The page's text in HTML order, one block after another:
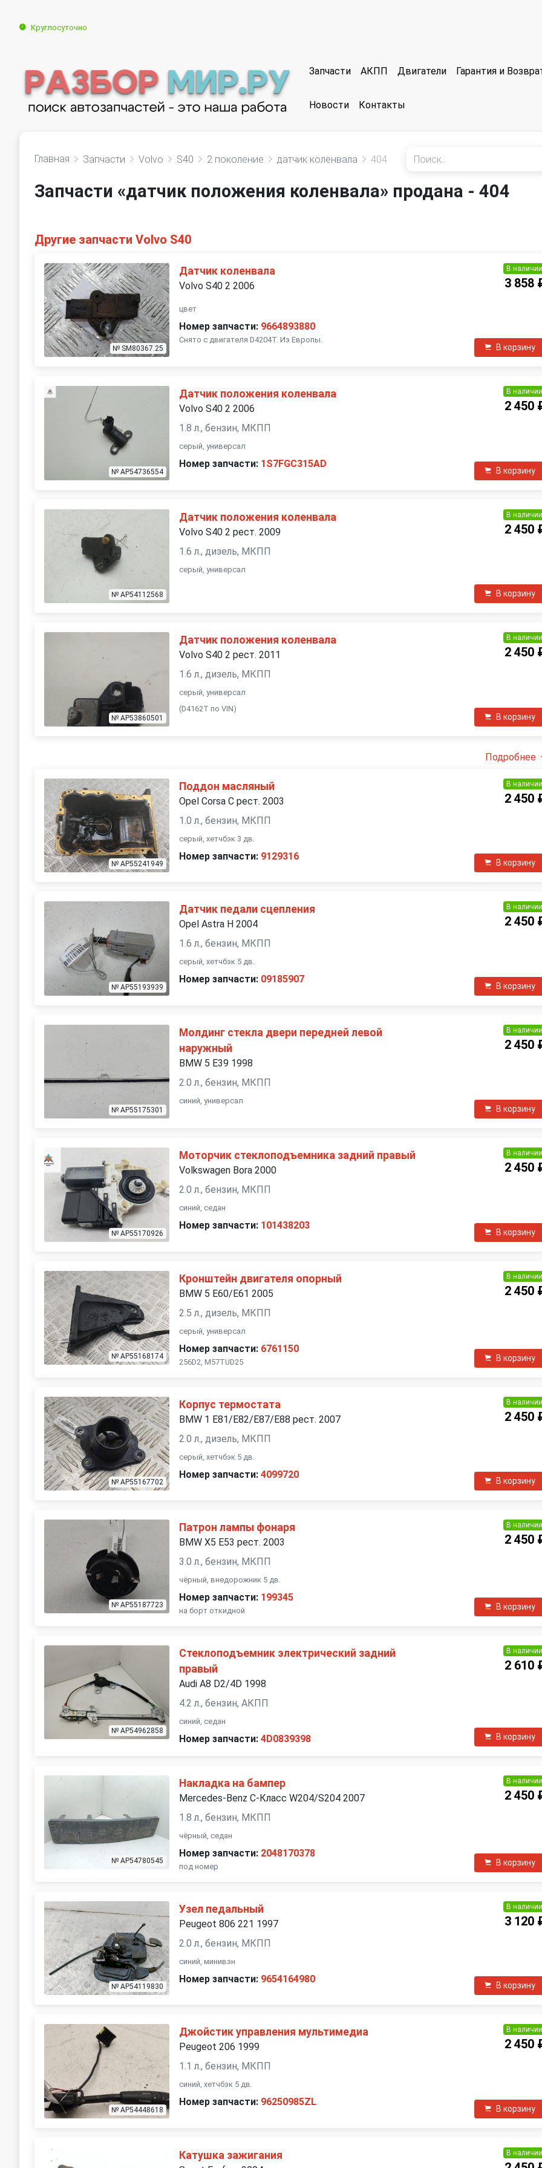
Круглосуточно
Запчасти АКПП Двигатели Гарантия и
Новости Контакты
Главная Запчасти Volvo S40 2 поколение датчик коленвала 404
Запчасти «датчик положения коленвала» продана - 404
Другие запчасти Volvo S40
№ SM80367.25
Датчик коленвала
Volvo S40 2 2006
цвет
Номер запчасти: 9664893880
Снято с двигателя D4204T. Из Европы.
В наличии
3 858
В корзину
№ AP54736554
Датчик положения коленвала
Volvo S40 2 2006
1.8 л., бензин, МКПП
серый, универсал
Номер запчасти: 1S7FGC315AD
В наличии
2 450
В корзину
№ AP54112568
Датчик положения коленвала
Volvo S40 2 рест. 2009
1.6 л., дизель, МКПП
серый, универсал
В наличии
2 450
В корзину
№ AP53860501
Датчик положения коленвала
Volvo S40 2 рест. 2011
1.6 л., дизель, МКПП
серый, универсал
(D4162T по VIN)
В наличии
2 450
В корзину
Подробнее
№ AP55241949
Поддон масляный
Opel Corsa C рест. 2003
1.0 л., бензин, МКПП
серый, хетчбэк 3 дв.
Номер запчасти: 9129316
В наличии
2 450
В корзину
№ AP55193939
Датчик педали сцепления
Opel Astra H 2004
1.6 л., бензин, МКПП
серый, хетчбэк 5 дв.
Номер запчасти: 09185907
В наличии
2 450
В корзину
№ AP55175301
Молдинг стекла двери передней левой
наружный
BMW 5 E39 1998
2.0 л., бензин, МКПП
синий, универсал
В наличии
2 450
В корзину
№ AP55170926
Моторчик стеклоподъемника задний правый
Volkswagen Bora 2000
2.0 л., бензин, МКПП
синий, седан
Номер запчасти: 101438203
В наличии
2 450
В корзину
№ AP55168174
Кронштейн двигателя опорный
BMW 5 E60/E61 2005
2.5 л., дизель, МКПП
серый, универсал
Номер запчасти: 6761150
256D2, M57TUD25
В наличии
2 450
В корзину
№ AP55167702
Корпус термостата
BMW 1 E81/E82/E87/E88 рест. 2007
2.0 л., дизель, МКПП
серый, хетчбэк 5 дв.
Номер запчасти: 4099720
В наличии
2 450
В корзину
№ AP55187723
Патрон лампы фонаря
BMW X5 E53 рест. 2003
3.0 л., бензин, МКПП
чёрный, внедорожник 5 дв.
Номер запчасти: 199345
на борт откидной
В наличии
2 450
В корзину
№ AP54962858
Стеклоподъемник электрический задний
правый
Audi A8 D2/4D 1998
4.2 л., бензин, АКПП
синий, седан
Номер запчасти: 4D0839398
В наличии
2 610
В корзину
№ AP54780545
Накладка на бампер
Mercedes-Benz C-Класс W204/S204 2007
1.8 л., бензин, МКПП
чёрный, седан
Номер запчасти: 2048170378
под номер
В наличии
2 450
В корзину
№ AP54119830
Узел педальный
Peugeot 806 221 1997
2.0 л., бензин, МКПП
синий, минивэн
Номер запчасти: 9654164980
В наличии
3 120
В корзину
№ AP54448618
Джойстик управления мультимедиа
Peugeot 206 1999
1.1 л., бензин, МКПП
синий, хетчбэк 5 дв.
Номер запчасти: 96250985ZL
В наличии
2 450
В корзину
Катушка зажигания В наличии